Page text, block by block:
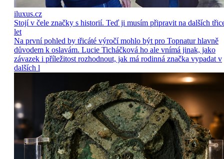
iluxus.cz
Stojí v čele značky s historií. Teď ji musím připravit na dalších
let
Na první pohled by třicáté výročí mohlo být pro Topnatur hlavně
důvodem k oslavám. Lucie Ticháčková ho ale vnímá jinak, jako
závazek i příležitost rozhodnout, jak má rodinná značka vypadat v
dalších l